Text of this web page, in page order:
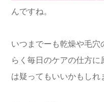
んですね。
いつまでーも乾燥や毛
らく毎日のケアの仕方
は疑ってもいいかもしれ